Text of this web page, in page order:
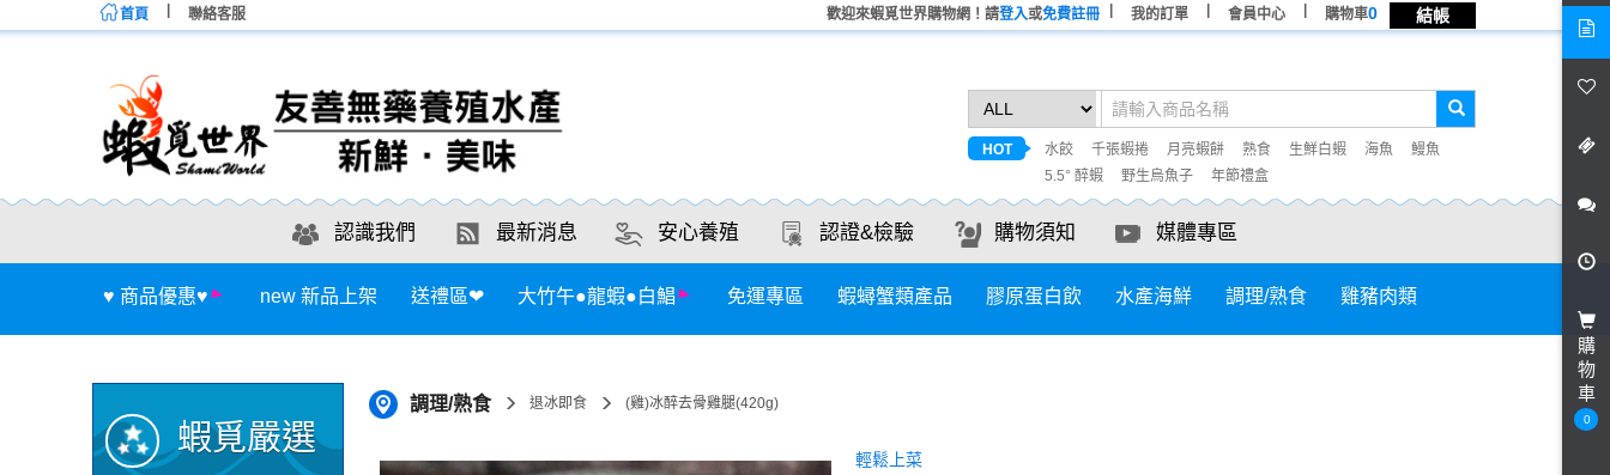
首頁 聯絡客服 歡迎來蝦覓世界購物網！請登入或免費註冊 我的訂單 會員中心 購物車0 結帳
HOT 水餃 千張蝦捲 月亮蝦餅 熟食 生鮮白蝦 海魚
鰻魚
5.5° 醉蝦
野生烏魚子 年節禮盒
認識我們 最新消息 安心養殖 認證&檢驗 購物須知 媒體專區
♥ 商品優惠♥ new 新品上架 送禮區❤ 大竹午●龍蝦●白鯧 免運專區 蝦蟳蟹類產品 膠原蛋白飲 水產海鮮 調理/熟食 雞豬肉類
蝦覓嚴選
調理/熟食 退冰即食 (雞)冰醉去骨雞腿(420g)
輕鬆上菜
購
物
車
0